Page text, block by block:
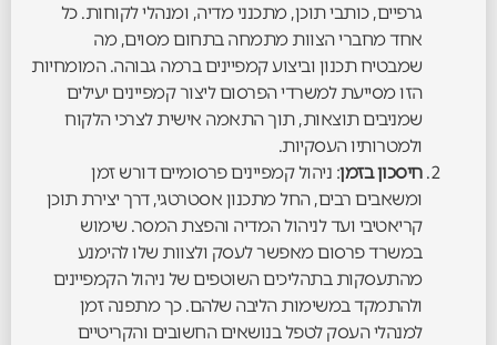
גרפיים, כותבי תוכן, מתכנני מדיה, ומנהלי לקוחות. כל
אחד מחברי הצוות מתמחה בתחום מסוים, מה
שמבטיח תכנון וביצוע קמפיינים ברמה גבוהה. המומחיות
הזו מסייעת למשרדי הפרסום ליצור קמפיינים יעילים
שמניבים תוצאות, תוך התאמה אישית לצרכי הלקוח
ולמטרותיו העסקיות.
חיסכון בזמן: ניהול קמפיינים פרסומיים דורש זמן
ומשאבים רבים, החל מתכנון אסטרטגי, דרך יצירת תוכן
קריאטיבי ועד לניהול המדיה והפצת המסר. שימוש
במשרד פרסום מאפשר לעסק ולצוות שלו להימנע
מהתעסקות בתהליכים השוטפים של ניהול הקמפיינים
ולהתמקד במשימות הליבה שלהם. כך מתפנה זמן
למנהלי העסק לטפל בנושאים החשובים והקריטיים